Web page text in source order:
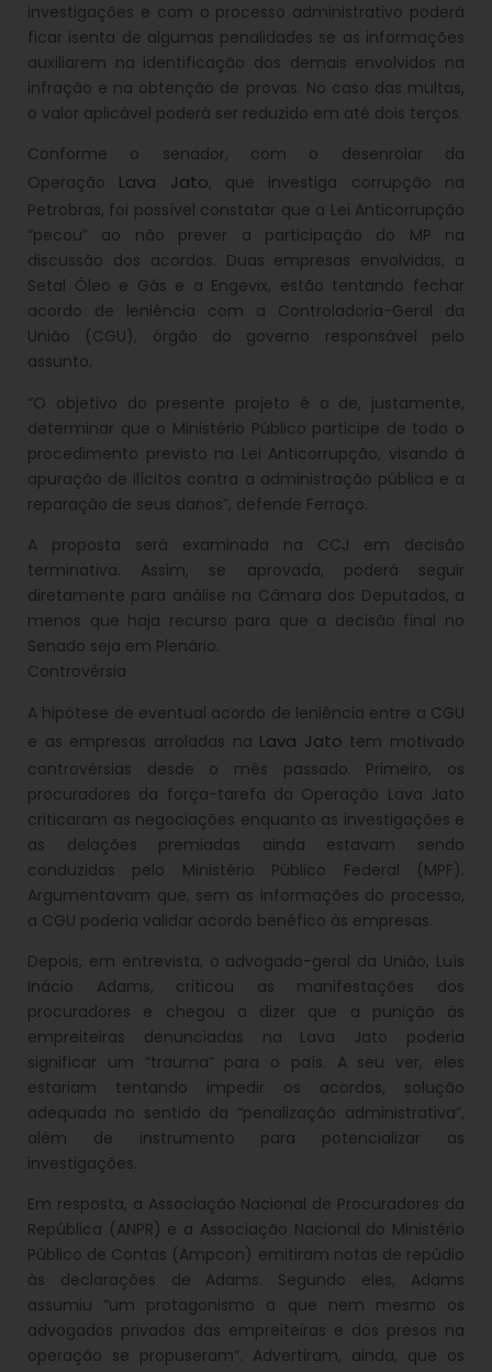
investigações e com o processo administrativo poderá
ficar isenta de algumas penalidades se as informações
auxiliarem na identificação dos demais envolvidos na
infração e na obtenção de provas. No caso das multas,
o valor aplicável poderá ser reduzido em até dois terços.
Conforme o senador, com o desenrolar da
Operação Lava Jato, que investiga corrupção na
Petrobras, foi possível constatar que a Lei Anticorrupção
“pecou” ao não prever a participação do MP na
discussão dos acordos. Duas empresas envolvidas, a
Setal Óleo e Gás e a Engevix, estão tentando fechar
acordo de leniência com a Controladoria-Geral da
União (CGU), órgão do governo responsável pelo
assunto.
“O objetivo do presente projeto é o de, justamente,
determinar que o Ministério Público participe de todo o
procedimento previsto na Lei Anticorrupção, visando à
apuração de ilícitos contra a administração pública e a
reparação de seus danos”, defende Ferraço.
A proposta será examinada na CCJ em decisão
terminativa. Assim, se aprovada, poderá seguir
diretamente para análise na Câmara dos Deputados, a
menos que haja recurso para que a decisão final no
Senado seja em Plenário.
Controvérsia
A hipótese de eventual acordo de leniência entre a CGU
e as empresas arroladas na Lava Jato tem motivado
controvérsias desde o mês passado. Primeiro, os
procuradores da força-tarefa da Operação Lava Jato
criticaram as negociações enquanto as investigações e
as delações premiadas ainda estavam sendo
conduzidas pelo Ministério Público Federal (MPF).
Argumentavam que, sem as informações do processo,
a CGU poderia validar acordo benéfico às empresas.
Depois, em entrevista, o advogado-geral da União, Luís
Inácio Adams, criticou as manifestações dos
procuradores e chegou a dizer que a punição às
empreiteiras denunciadas na Lava Jato poderia
significar um “trauma” para o país. A seu ver, eles
estariam tentando impedir os acordos, solução
adequada no sentido da “penalização administrativa”,
além de instrumento para potencializar as
investigações.
Em resposta, a Associação Nacional de Procuradores da
República (ANPR) e a Associação Nacional do Ministério
Público de Contas (Ampcon) emitiram notas de repúdio
às declarações de Adams. Segundo eles, Adams
assumiu “um protagonismo a que nem mesmo os
advogados privados das empreiteiras e dos presos na
operação se propuseram”. Advertiram, ainda, que os